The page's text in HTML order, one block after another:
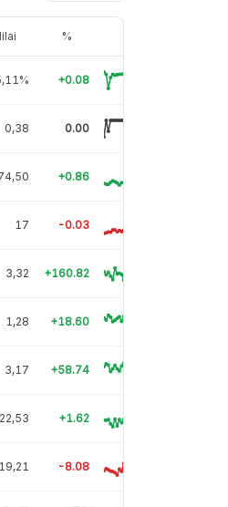
%
+0.08
0,38 0.00
+0.86
17 -0.03
3,32 +160.82
1,28 +18.60
3,17 +58.74
22,53 +1.62
19,21 -8.08